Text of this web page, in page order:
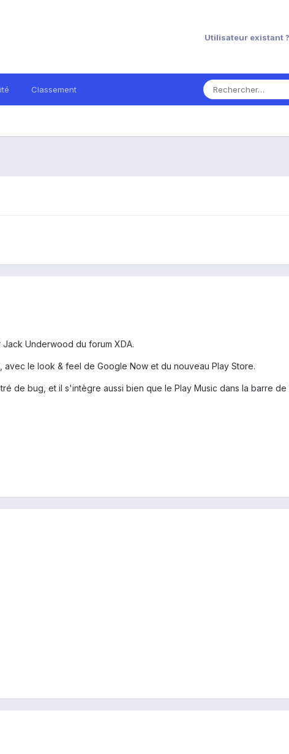
Utilisateur existant
Classement
Underwood du forum XDA.
le look & feel de Google Now et du nouveau Play Store.
de bug, et il s'intègre aussi bien que le Play Music dans la barre de